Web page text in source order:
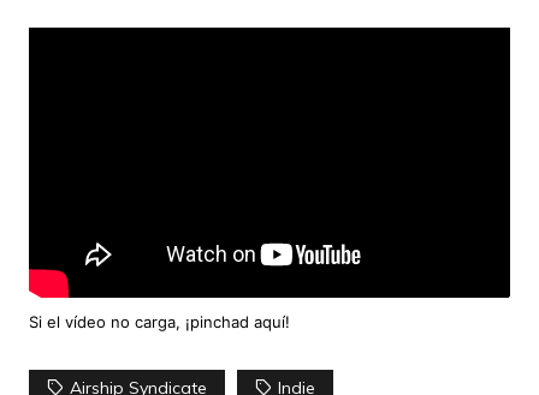
Si el vídeo no carga, ¡pinchad aquí!
Airship Syndicate Indie